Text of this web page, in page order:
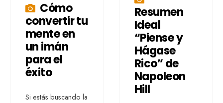
Cómo
convertir tu
mente en
un imán
para el
éxito
Si estás buscando la
Resumen
Ideal
“Piense y
Hágase
Rico” de
Napoleon
Hill